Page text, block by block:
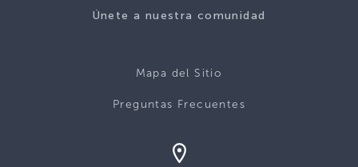
Únete a nuestra comunidad
Mapa del Sitio
Preguntas Frecuentes